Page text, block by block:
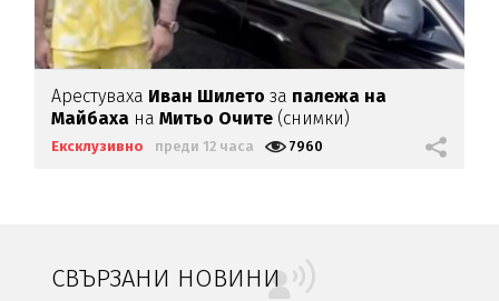
Арестуваха Иван Шилетоза палежа на
Майбаха наМитьо Очите (снимки)
Ексклузивно преди 12 часа 7960
СВЪРЗАНИ НОВИНИ